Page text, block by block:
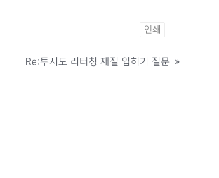
인쇄
Re:투시도 리터칭 재질 입히기 질문 »